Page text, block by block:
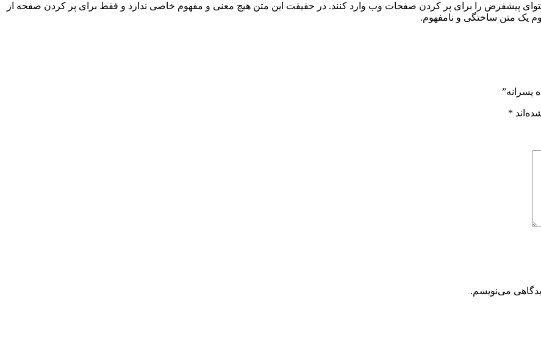
پیشفرض را برای پر کردن صفحات وب وارد کنند. در حقیقت این متن هیچ معنی و مفهوم خاصی ندارد و فقط برای پر کردن صفحه از
یک متن ساختگی و نامفهوم.
پسرانه”
*
می‌نویسم.